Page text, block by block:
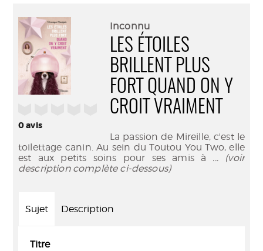
0avis
Inconnu
LES ÉTOILES
BRILLENT PLUS
FORT QUAND ON Y
CROIT VRAIMENT
La passion de Mireille, c'est le
toilettage canin. Au sein du Toutou You Two, elle
est aux petits soins pour ses amis à ... (voir
description complète ci-dessous)
Sujet Description
Titre